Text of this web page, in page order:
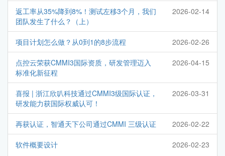
返工率从35%降到8%！测试左移3个月，我们
团队发生了什么？（上）
2026-02-14
项目计划怎么做？从0到1的8步流程 2026-02-26
点控云荣获CMMI3国际资质，研发管理迈入
标准化新征程
2026-04-15
喜报 | 浙江欣叭科技通过CMMI3级国际认证，
研发能力获国际权威认可！
2026-03-31
再获认证，智通天下公司通过CMMI 三级认证 2026-02-22
软件概要设计 2026-02-23